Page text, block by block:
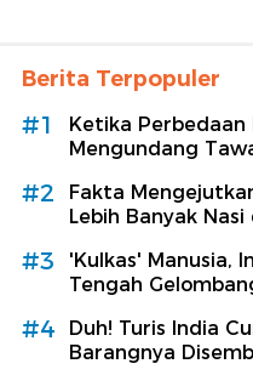
Berita Terpopuler
#1
Ketika Perbedaan
Mengundang
#2
Fakta
Lebih Banyak
#3
'Kulkas' Manusia,
Tengah
#4
Duh! Turis India
Barangnya